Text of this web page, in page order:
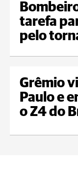
tarefa
pelo
Grêmio
Paulo e
o Z4 do